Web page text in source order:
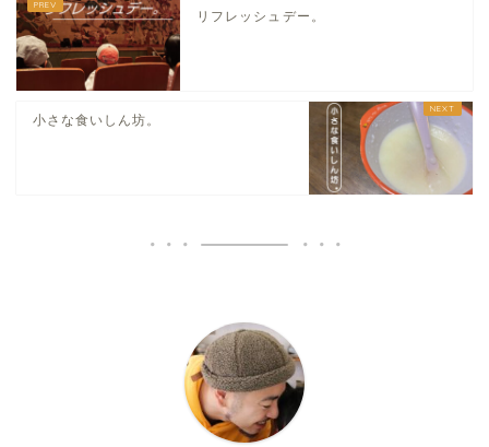
リフレッシュデー。
小さな食いしん坊。